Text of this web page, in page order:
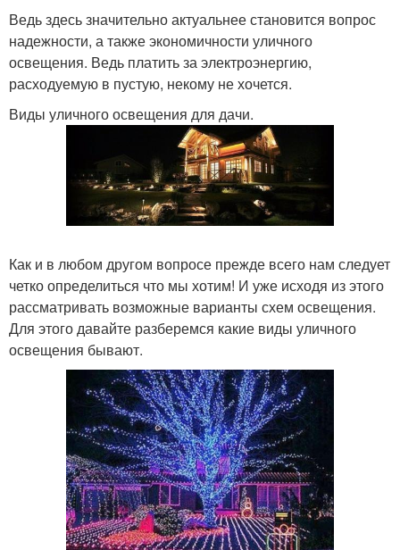
Ведь здесь значительно актуальнее становится вопрос
надежности, а также экономичности уличного
освещения. Ведь платить за электроэнергию,
расходуемую в пустую, некому не хочется.
Виды уличного освещения для дачи.
Как и в любом другом вопросе прежде всего нам следует
четко определиться что мы хотим! И уже исходя из этого
рассматривать возможные варианты схем освещения.
Для этого давайте разберемся какие виды уличного
освещения бывают.